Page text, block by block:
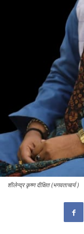
शीलेन्द्र कृष्ण दीक्षित (भगवताचार्य )